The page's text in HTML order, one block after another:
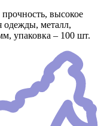
высокое
одежды, металл,
упаковка – 100 шт.